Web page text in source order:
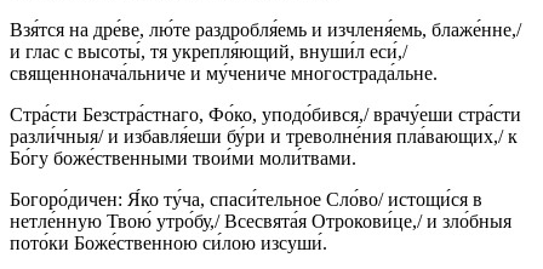
Взя́тся на дре́ве, лю́те раздробля́емь и изчленя́емь, блаже́нне,/
и глас с высоты́, тя укрепля́ющий, внуши́л еси́,/
священнонача́льниче и му́чениче многострада́льне.
Стра́сти Безстра́стнаго, Фо́ко, уподо́бився,/ врачу́еши стра́сти
разли́чныя/ и избавля́еши бу́ри и треволне́ния пла́вающих,/ к
Бо́гу боже́ственными твои́ми моли́твами.
Богоро́дичен: Я́ко ту́ча, спаси́тельное Сло́во/ истощи́ся в
нетле́нную Твою́ утро́бу,/ Всесвята́я Отрокови́це,/ и зло́бныя
пото́ки Боже́ственною си́лою изсуши́.